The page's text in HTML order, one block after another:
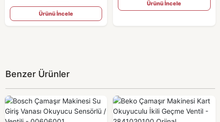
Ürünü İncele
Ürünü İncele
Benzer Ürünler